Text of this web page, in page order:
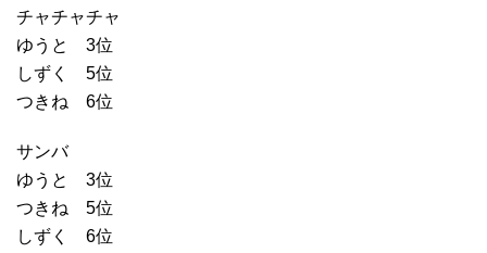
チャチャチャ
ゆうと 3位
しずく 5位
つきね 6位
サンバ
ゆうと 3位
つきね 5位
しずく 6位